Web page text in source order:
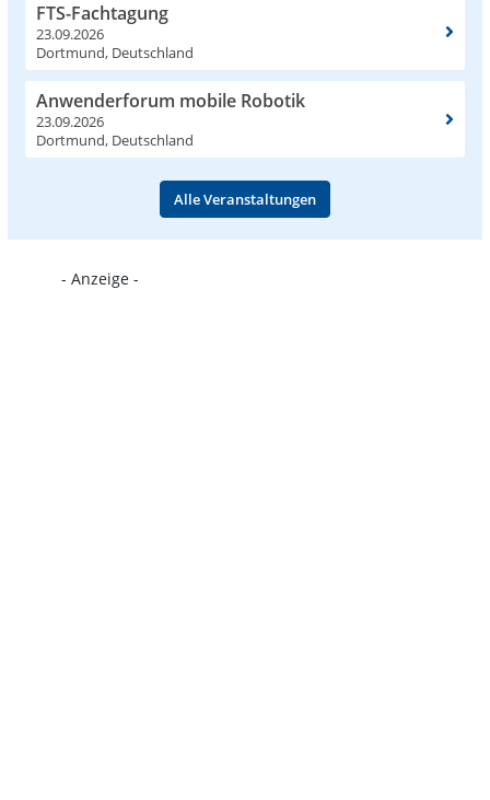
FTS-Fachtagung
23.09.2026
Dortmund, Deutschland
Anwenderforum mobile Robotik
23.09.2026
Dortmund, Deutschland
Alle Veranstaltungen
- Anzeige -